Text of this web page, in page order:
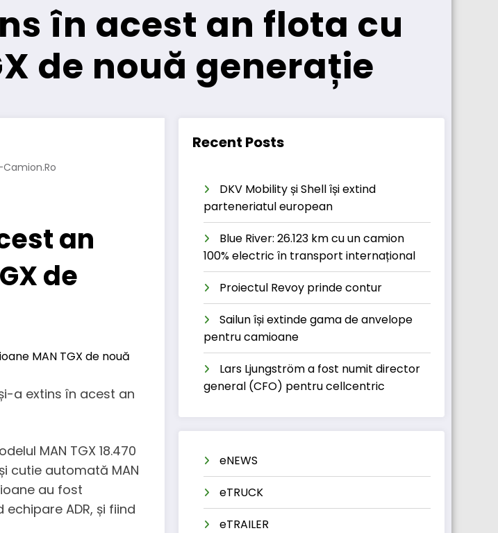
în acest an flota cu
de nouă generație
Camion.ro
an
de
a extins în acest an
MAN TGX 18.470
cutie automată MAN
au fost
ADR, și fiind
Recent Posts
DKV Mobility și Shell își extind
parteneriatul european
Blue River: 26.123 km cu un camion
100% electric în transport internațional
Proiectul Revoy prinde contur
Sailun își extinde gama de anvelope
pentru camioane
Lars Ljungström a fost numit director
general (CFO) pentru cellcentric
eNEWS
eTRUCK
eTRAILER